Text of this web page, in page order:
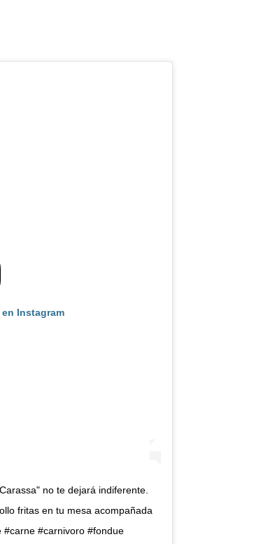
Instagram
no te dejará indiferente.
fritas en tu mesa acompañada
#carnivoro #fondue